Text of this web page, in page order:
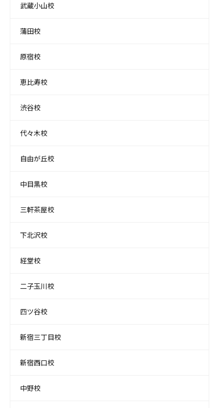
武蔵小山校
蒲田校
原宿校
恵比寿校
渋谷校
代々木校
自由が丘校
中目黒校
三軒茶屋校
下北沢校
経堂校
二子玉川校
四ツ谷校
新宿三丁目校
新宿西口校
中野校